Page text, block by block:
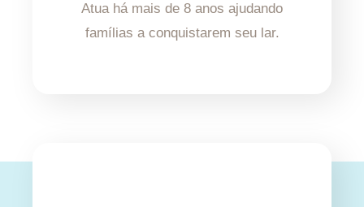
Atua há mais de 8 anos ajudando
famílias a conquistarem seu lar.